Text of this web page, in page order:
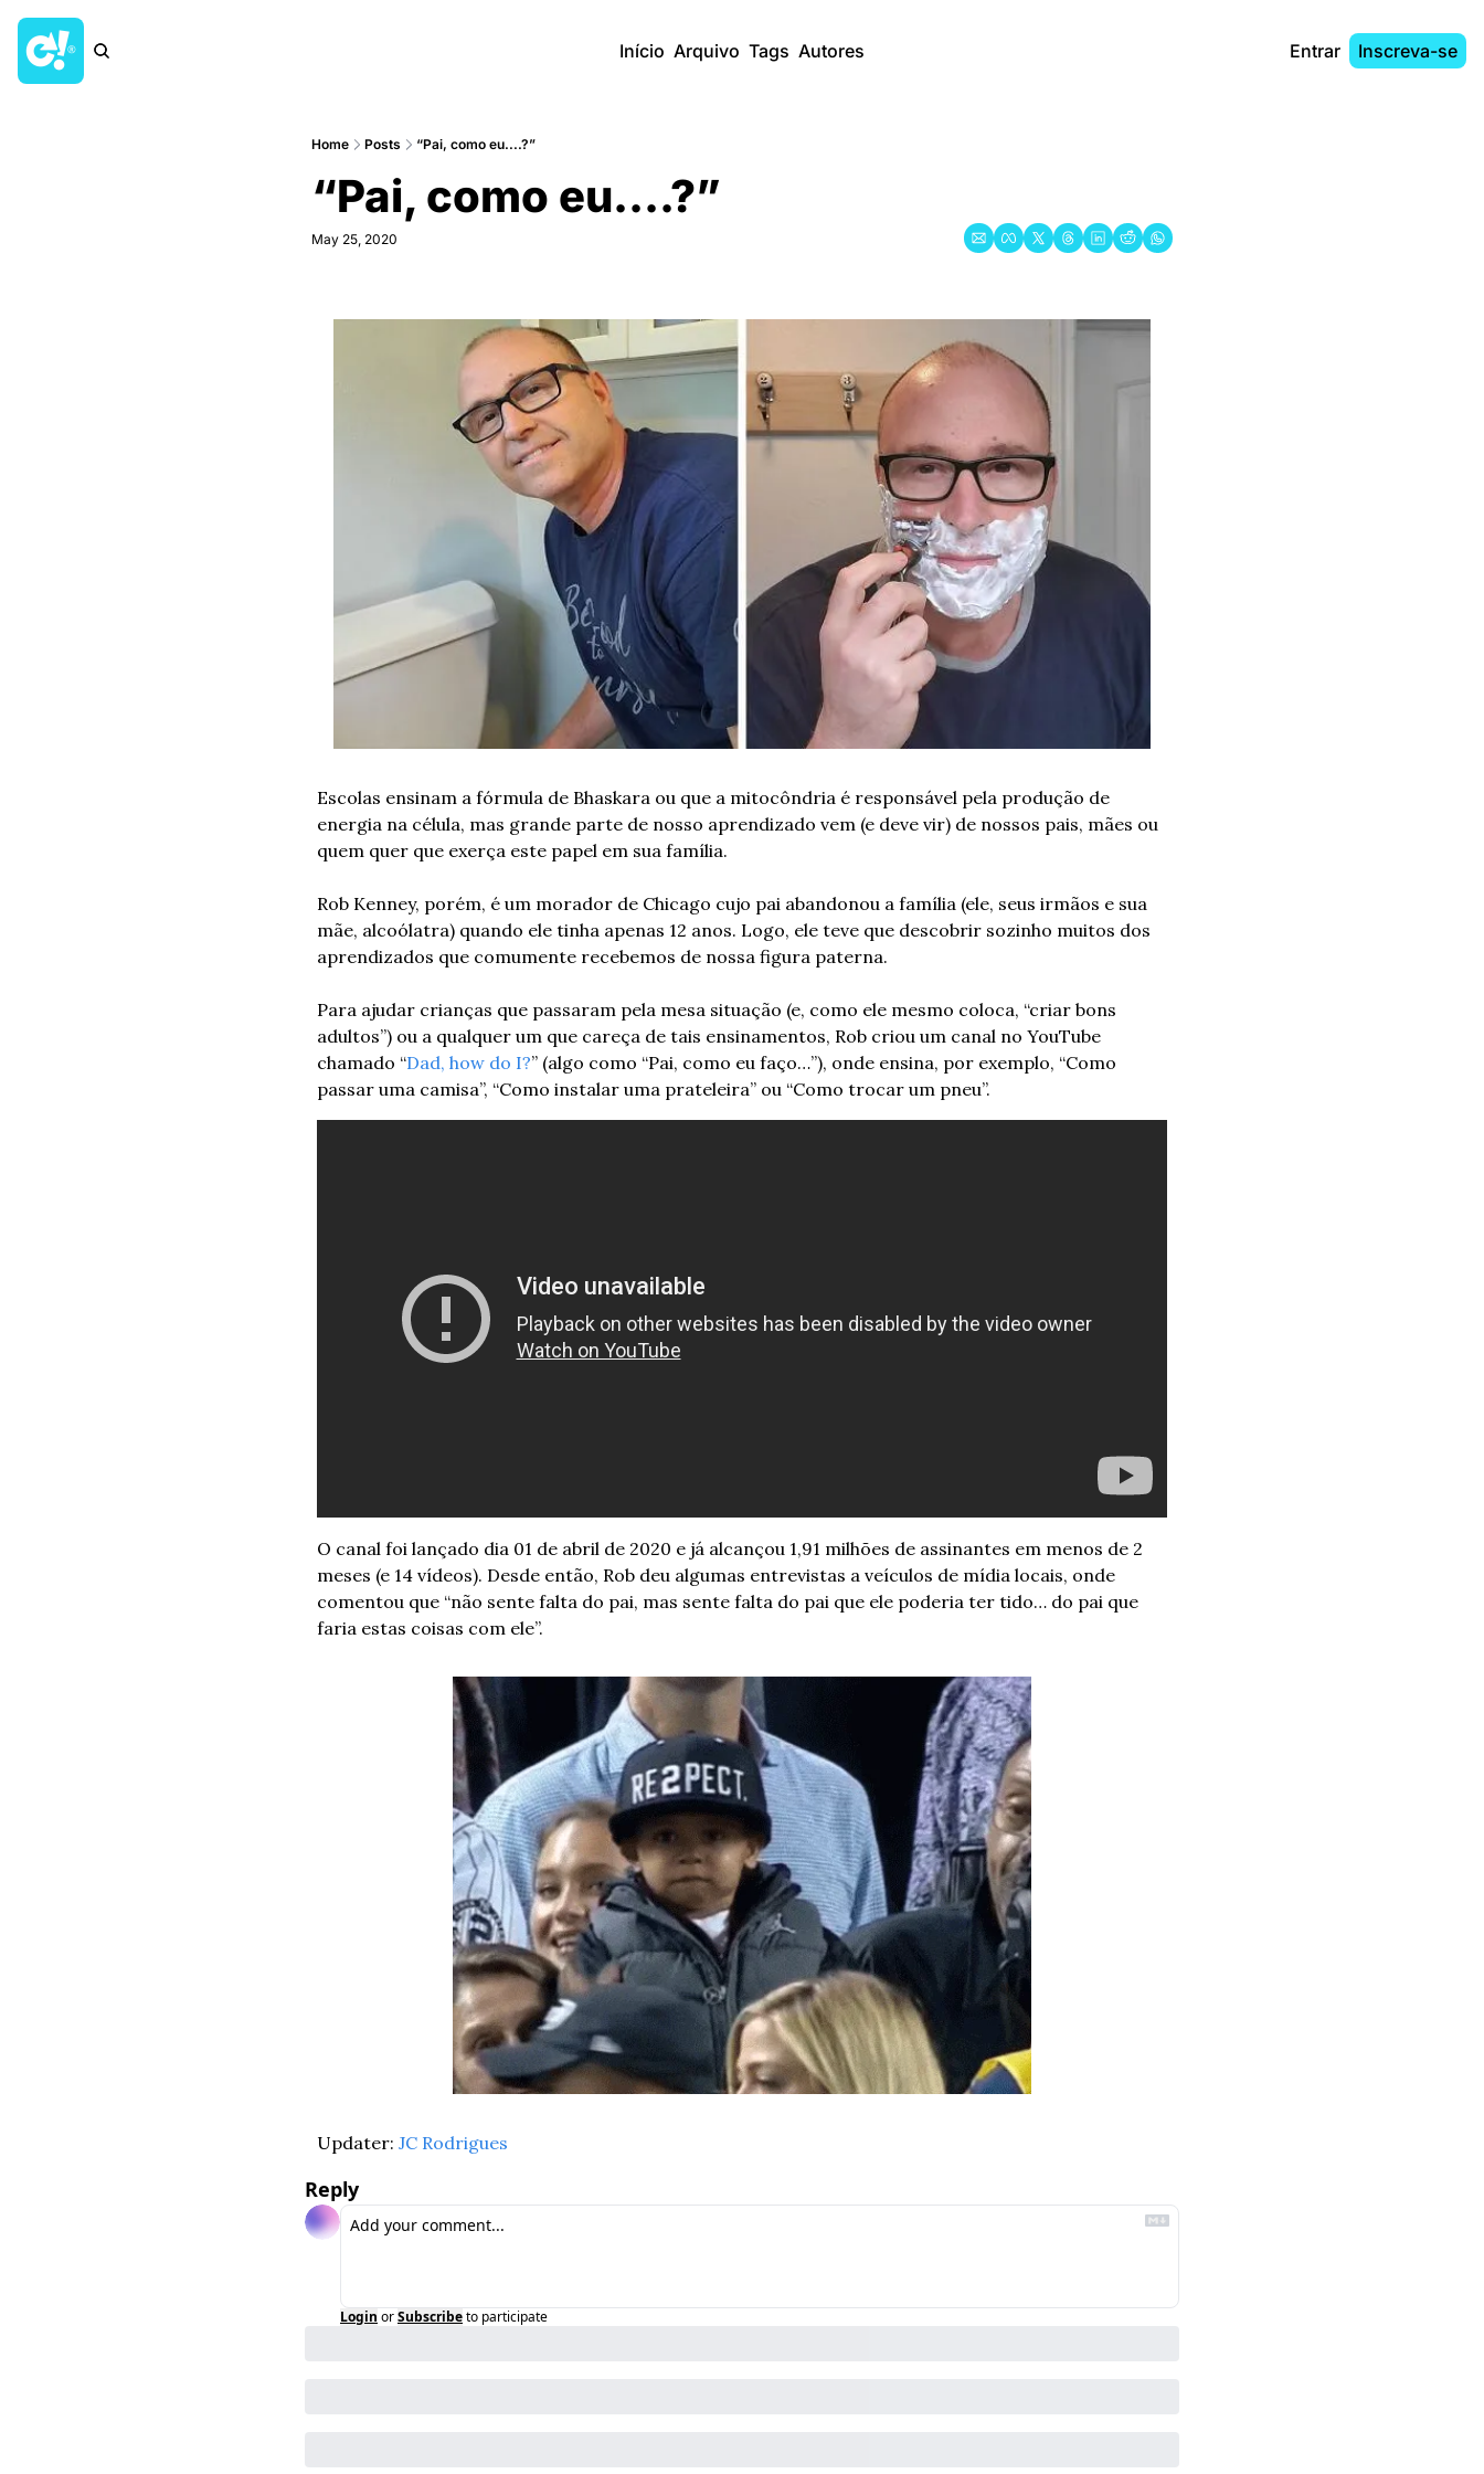
Início Arquivo Tags Autores Entrar Inscreva-se
Home Posts “Pai, como eu....?”
“Pai, como eu....?”
May 25, 2020
Escolas ensinam a fórmula de Bhaskara ou que a mitocôndria é responsável pela produção de
energia na célula, mas grande parte de nosso aprendizado vem (e deve vir) de nossos pais, mães ou
quem quer que exerça este papel em sua família.
Rob Kenney, porém, é um morador de Chicago cujo pai abandonou a família (ele, seus irmãos e sua
mãe, alcoólatra) quando ele tinha apenas 12 anos. Logo, ele teve que descobrir sozinho muitos dos
aprendizados que comumente recebemos de nossa figura paterna.
Para ajudar crianças que passaram pela mesa situação (e, como ele mesmo coloca, “criar bons
adultos”) ou a qualquer um que careça de tais ensinamentos, Rob criou um canal no YouTube
chamado “Dad, how do I?” (algo como “Pai, como eu faço…”), onde ensina, por exemplo, “Como
passar uma camisa”, “Como instalar uma prateleira” ou “Como trocar um pneu”.
O canal foi lançado dia 01 de abril de 2020 e já alcançou 1,91 milhões de assinantes em menos de 2
meses (e 14 vídeos). Desde então, Rob deu algumas entrevistas a veículos de mídia locais, onde
comentou que “não sente falta do pai, mas sente falta do pai que ele poderia ter tido… do pai que
faria estas coisas com ele”.
Updater: JC Rodrigues
Reply
Login orSubscribeto participate